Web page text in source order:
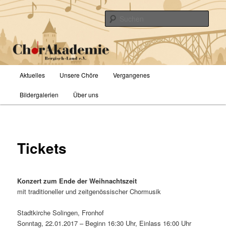
Zum
primären
Inhalt
springenChorAkademie Bergisch-Land e.V.
Aktuelles Unsere Chöre Vergangenes
Bildergalerien Über uns
Tickets
Konzert zum Ende der Weihnachtszeit
mit traditioneller und zeitgenössischer Chormusik
Stadtkirche Solingen, Fronhof
Sonntag, 22.01.2017 – Beginn 16:30 Uhr, Einlass 16:00 Uhr